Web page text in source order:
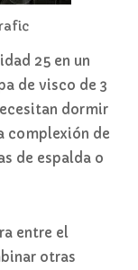
25 en un
de visco de 3
dormir
complexión de
de espalda o
entre el
otras